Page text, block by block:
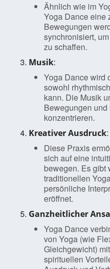
Ähnlich wie im
Yoga Dance eine
Bewegungen
synchronisiert,
zu schaffen.
Musik:
Yoga Dance wird
sowohl
kann. Die Musik
Bewegungen und
konzentrieren.
Kreativer Ausdruck:
Diese Praxis
sich auf eine
bewegen. Es gibt
traditionellen
persönliche
eröffnet.
Ganzheitlicher
Yoga Dance
von Yoga (wie
Gleichgewicht)
spirituellen